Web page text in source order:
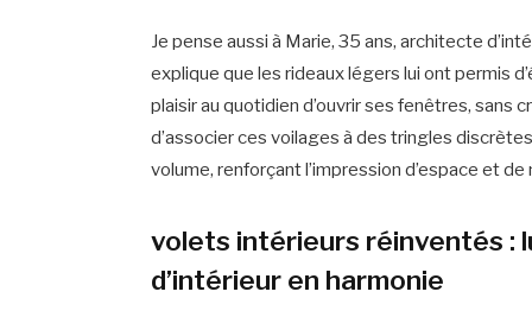
Je pense aussi à Marie, 35 ans, architecte
explique que les rideaux légers lui ont permis
plaisir au quotidien d’ouvrir ses fenêtres, sans
d’associer ces voilages à des tringles
volume, renforçant l’impression d’espace et
volets intérieurs réinventés :
d’intérieur en harmonie